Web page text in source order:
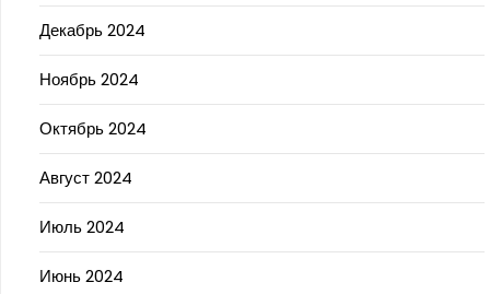
Декабрь 2024
Ноябрь 2024
Октябрь 2024
Август 2024
Июль 2024
Июнь 2024